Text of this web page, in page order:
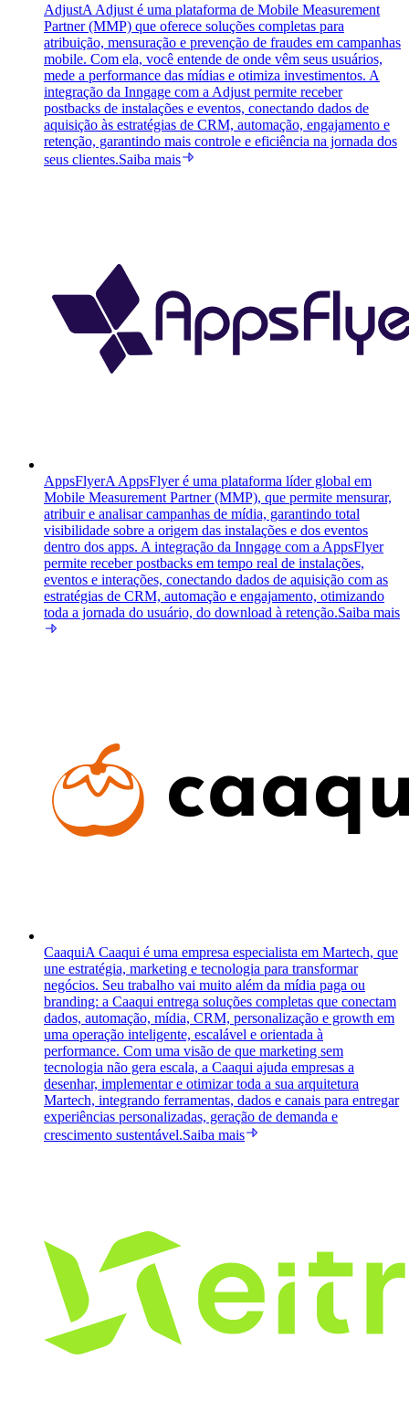
AdjustA Adjust é uma plataforma de Mobile Measurement
Partner (MMP) que oferece soluções completas para
atribuição, mensuração e prevenção de fraudes em campanhas
mobile. Com ela, você entende de onde vêm seus usuários,
mede a performance das mídias e otimiza investimentos. A
integração da Inngage com a Adjust permite receber
postbacks de instalações e eventos, conectando dados de
aquisição às estratégias de CRM, automação, engajamento e
retenção, garantindo mais controle e eficiência na jornada dos
seus clientes.Saiba mais
AppsFlyerA AppsFlyer é uma plataforma líder global em
Mobile Measurement Partner (MMP), que permite mensurar,
atribuir e analisar campanhas de mídia, garantindo total
visibilidade sobre a origem das instalações e dos eventos
dentro dos apps. A integração da Inngage com a AppsFlyer
permite receber postbacks em tempo real de instalações,
eventos e interações, conectando dados de aquisição com as
estratégias de CRM, automação e engajamento, otimizando
toda a jornada do usuário, do download à retenção.Saiba mais
CaaquiA Caaqui é uma empresa especialista em Martech, que
une estratégia, marketing e tecnologia para transformar
negócios. Seu trabalho vai muito além da mídia paga ou
branding: a Caaqui entrega soluções completas que conectam
dados, automação, mídia, CRM, personalização e growth em
uma operação inteligente, escalável e orientada à
performance. Com uma visão de que marketing sem
tecnologia não gera escala, a Caaqui ajuda empresas a
desenhar, implementar e otimizar toda a sua arquitetura
Martech, integrando ferramentas, dados e canais para entregar
experiências personalizadas, geração de demanda e
crescimento sustentável.Saiba mais